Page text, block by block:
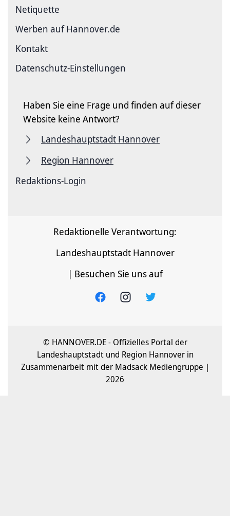
Netiquette
Werben auf Hannover.de
Kontakt
Datenschutz-Einstellungen
Haben Sie eine Frage und finden auf dieser
Website keine Antwort?
Landeshauptstadt Hannover
Region Hannover
Redaktions-Login
Redaktionelle Verantwortung:
Landeshauptstadt Hannover
| Besuchen Sie uns auf
© HANNOVER.DE - Offizielles Portal der
Landeshauptstadt und Region Hannover in
Zusammenarbeit mit der Madsack Mediengruppe |
2026